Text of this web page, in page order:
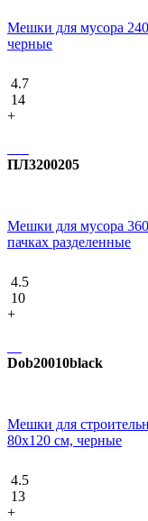
Мешки для мусора
черные
4.7
14
+
ПЛ3200205
Мешки для мусора
пачках разделенные
4.5
10
+
Dob20010black
Мешки для
80x120 см, черные
4.5
13
+